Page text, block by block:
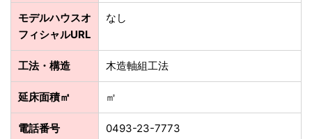
モデルハウスオ
フィシャルURL
なし
工法・構造 木造軸組工法
延床面積㎡ ㎡
電話番号 0493-23-7773